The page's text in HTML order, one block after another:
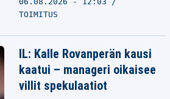
TOIMITUS
IL: Kalle Rovanperän kausi
kaatui – manageri oikaisee
villit spekulaatiot